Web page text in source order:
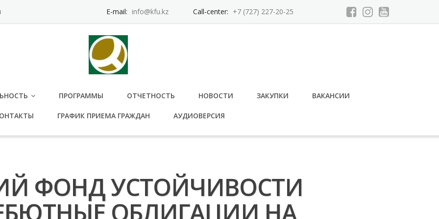
E-mail: info@kfu.kz Call-center: +7 (727) 227-20-25
ПРОГРАММЫ ОТЧЕТНОСТЬ НОВОСТИ ЗАКУПКИ ВАКАНСИИ
ГРАФИК ПРИЕМА ГРАЖДАН АУДИОВЕРСИЯ
ФОНД УСТОЙЧИВОСТИ
ОБЛИГАЦИИ НА